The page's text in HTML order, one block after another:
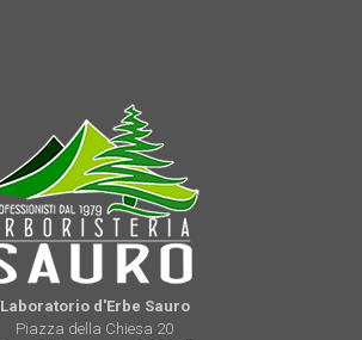
Laboratorio d'Erbe Sauro
Piazza della Chiesa 20